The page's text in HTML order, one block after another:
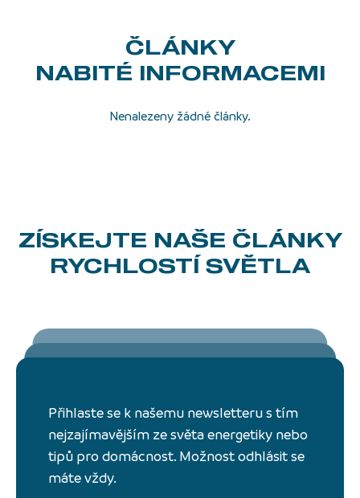
ČLÁNKY
NABITÉ INFORMACEMI
Nenalezeny žádné články.
ZÍSKEJTE NAŠE ČLÁNKY
RYCHLOSTÍ SVĚTLA
Přihlaste se k našemu newsletteru s tím
nejzajímavějším ze světa energetiky nebo
tipů pro domácnost. Možnost odhlásit se
máte vždy.